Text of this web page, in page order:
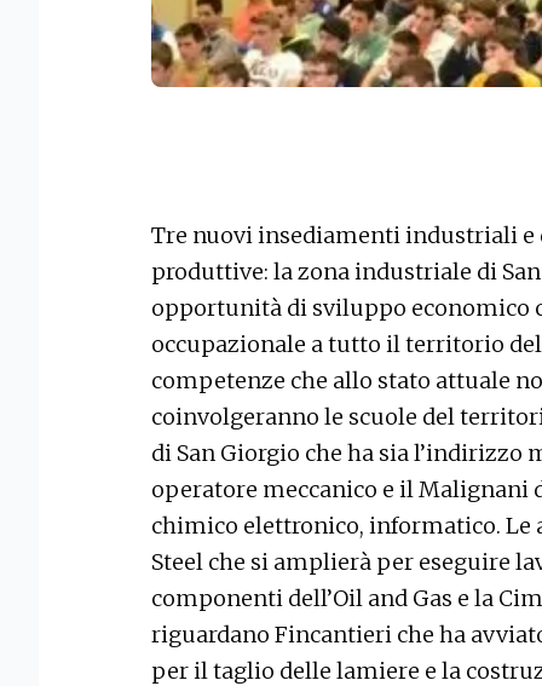
Tre nuovi insediamenti industriali
produttive: la zona industriale di
opportunità di sviluppo economico
occupazionale a tutto il territorio
competenze che allo stato attuale
coinvolgeranno le scuole del
di San Giorgio che ha sia l’indirizzo
operatore meccanico e il Malignani
chimico elettronico, informatico. Le
Steel che si amplierà per eseguire
componenti dell’Oil and Gas e la
riguardano Fincantieri che ha
per il taglio delle lamiere e la